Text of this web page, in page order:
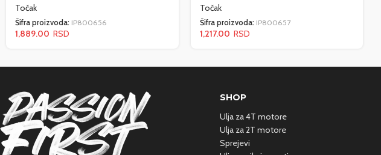
Točak
Šifra proizvoda: IP800656
1,889.00
Točak
Šifra proizvoda: IP800657
1,217.00
SHOP
Ulja za 4T motore
Ulja za 2T motore
Sprejevi